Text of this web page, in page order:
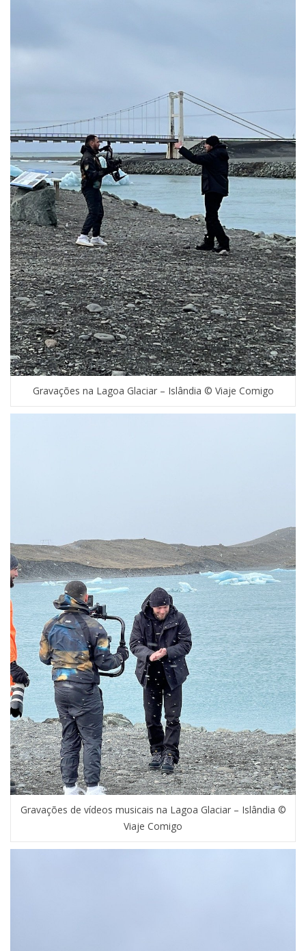
Gravações na Lagoa Glaciar – Islândia © Viaje Comigo
Gravações de vídeos musicais na Lagoa Glaciar – Islândia ©
Viaje Comigo